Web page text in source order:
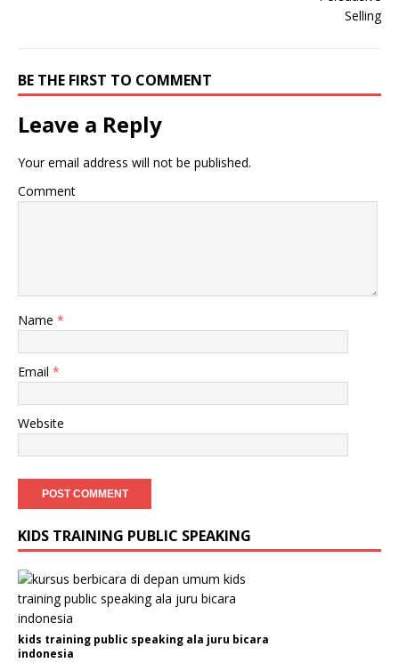
BE THE FIRST TO COMMENT
Leave a Reply
Your email address will not be published.
Comment
Name *
Email *
Website
KIDS TRAINING PUBLIC SPEAKING
kids training public speaking ala juru bicara
indonesia